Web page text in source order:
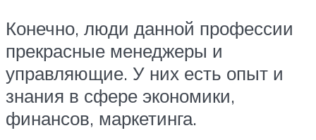
Конечно, люди данной профессии
прекрасные менеджеры и
управляющие. У них есть опыт и
знания в сфере экономики,
финансов, маркетинга.